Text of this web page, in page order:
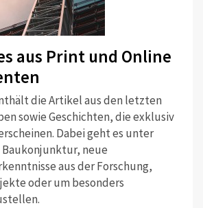
aus Print und Online
die Artikel aus den letzten
sowie Geschichten, die exklusiv
Dabei geht es unter
neue
aus der Forschung,
oder um besonders